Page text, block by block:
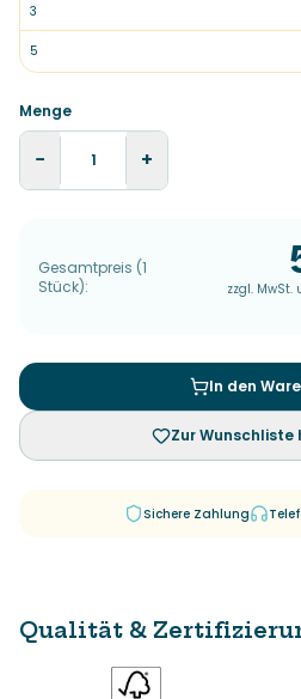
3
5
Menge
− +
Gesamtpreis (1
Stück): zzgl. MwSt.
In den
Zur Wunschliste
Sichere Zahlung
Qualität &